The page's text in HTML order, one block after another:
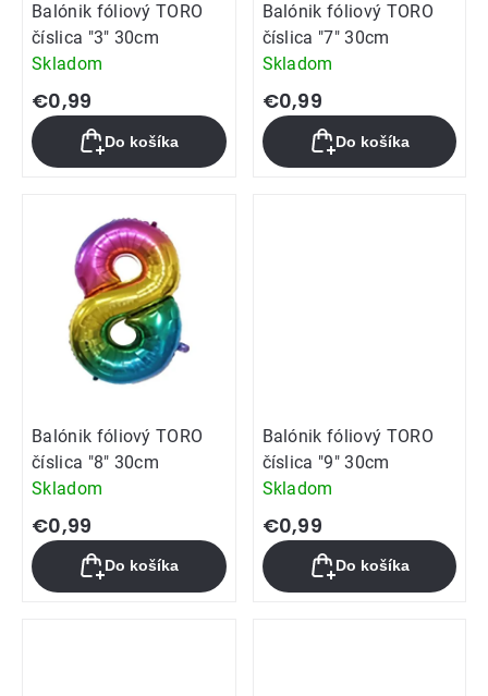
Balónik fóliový TORO
číslica "3" 30cm
Skladom
€0,99
Do košíka
Balónik fóliový TORO
číslica "7" 30cm
Skladom
€0,99
Do košíka
Balónik fóliový TORO
číslica "8" 30cm
Skladom
€0,99
Do košíka
Balónik fóliový TORO
číslica "9" 30cm
Skladom
€0,99
Do košíka